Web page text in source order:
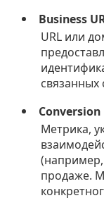
Business
URL или
Метрика,
продаже.